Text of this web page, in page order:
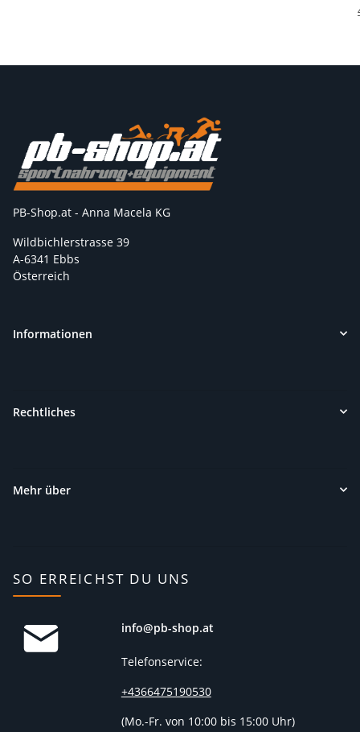
PB-Shop.at - Anna Macela KG
Wildbichlerstrasse 39
A-6341 Ebbs
Österreich
Informationen
Rechtliches
Mehr über
SO ERREICHST DU UNS
info@pb-shop.at
Telefonservice:
+4366475190530
(Mo.-Fr. von 10:00 bis 15:00 Uhr)